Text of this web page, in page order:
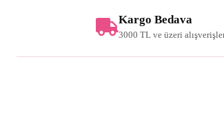
Kargo Bedava
3000 TL ve üzeri